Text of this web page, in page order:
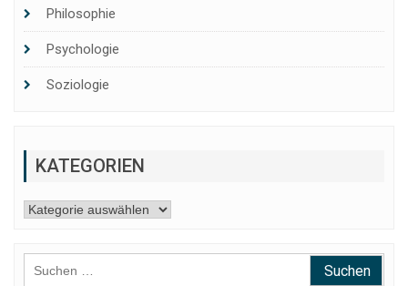
Philosophie
Psychologie
Soziologie
KATEGORIEN
Kategorien